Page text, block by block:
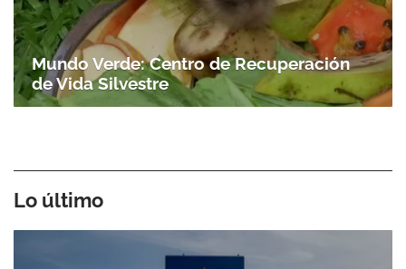
Mundo Verde: Centro de Recuperación
de Vida Silvestre
Lo último